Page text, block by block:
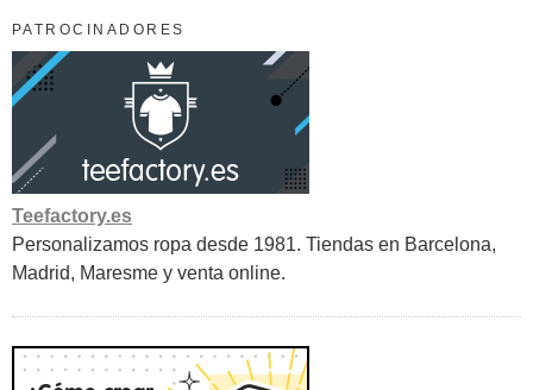
PATROCINADORES
Teefactory.es
Personalizamos ropa desde 1981. Tiendas en Barcelona,
Madrid, Maresme y venta online.